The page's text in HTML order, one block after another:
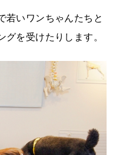
若いワンちゃんたちと
を受けたりします。